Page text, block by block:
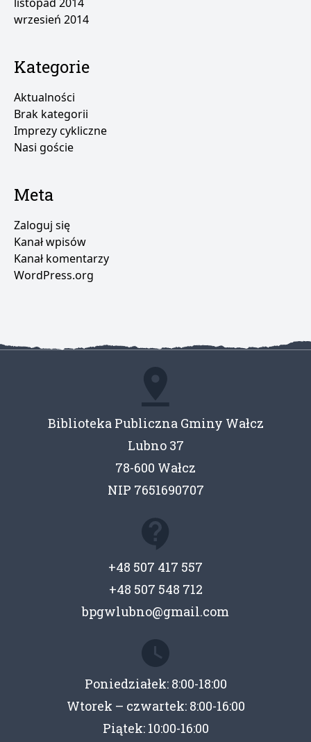
wrzesień 2014
Kategorie
Aktualności
Brak kategorii
Imprezy cykliczne
Nasi goście
Meta
Zaloguj się
Kanał wpisów
Kanał komentarzy
WordPress.org
Biblioteka Publiczna Gminy Wałcz
Lubno 37
78-600 Wałcz
NIP 7651690707
+48 507 417 557
+48 507 548 712
bpgwlubno@gmail.com
Poniedziałek: 8:00-18:00
Wtorek – czwartek: 8:00-16:00
Piątek: 10:00-16:00